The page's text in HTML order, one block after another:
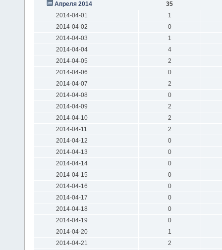
Апреля 2014
35
2014-04-01
1
2014-04-02
0
2014-04-03
1
2014-04-04
4
2014-04-05
2
2014-04-06
0
2014-04-07
2
2014-04-08
0
2014-04-09
2
2014-04-10
2
2014-04-11
2
2014-04-12
0
2014-04-13
0
2014-04-14
0
2014-04-15
0
2014-04-16
0
2014-04-17
0
2014-04-18
0
2014-04-19
0
2014-04-20
1
2014-04-21
2